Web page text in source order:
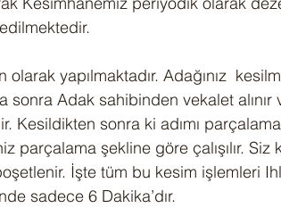
edilmektedir.
yapılmaktadır. Adağınız
sonra Adak sahibinden vekalet
Kesildikten sonra ki adımı
parçalama şekline göre çalışılır. Siz
İşte tüm bu kesim işlemleri
sadece 6 Dakika’dır.